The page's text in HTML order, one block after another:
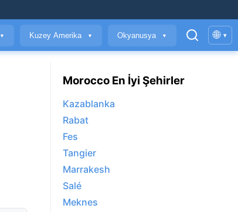
▼ Kuzey Amerika ▼ Okyanusya ▼ 🌐 ▾
Morocco En İyi Şehirler
Kazablanka
Rabat
Fes
Tangier
Marrakesh
Salé
Meknes